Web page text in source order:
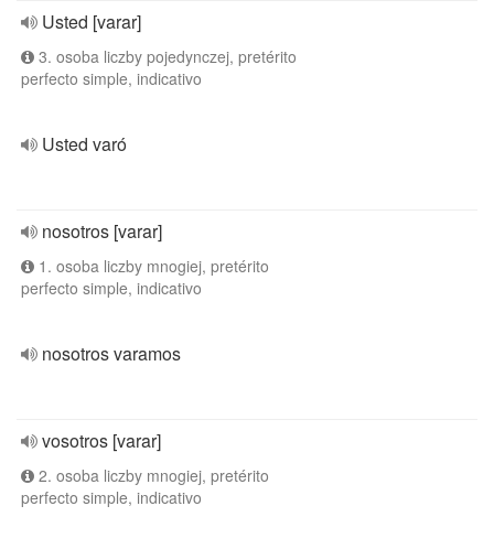
Usted [varar]
3. osoba liczby pojedynczej, pretérito
perfecto simple, indicativo
Usted varó
nosotros [varar]
1. osoba liczby mnogiej, pretérito
perfecto simple, indicativo
nosotros varamos
vosotros [varar]
2. osoba liczby mnogiej, pretérito
perfecto simple, indicativo